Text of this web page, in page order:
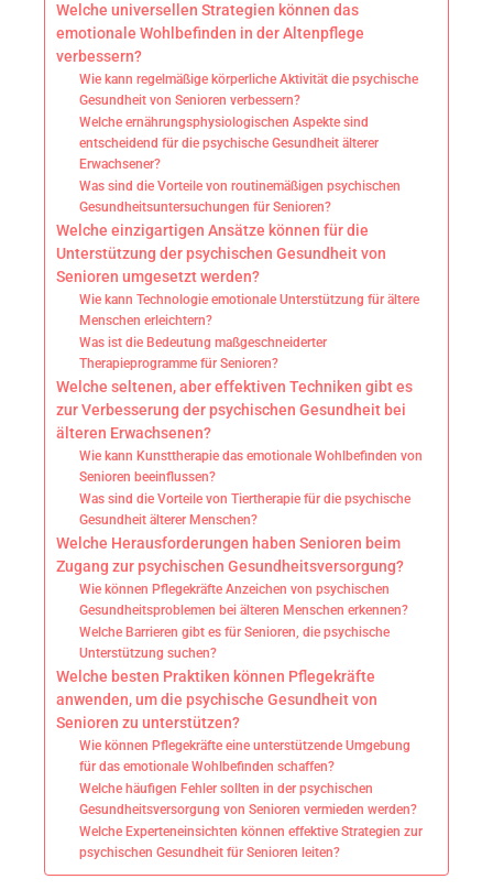
Welche universellen Strategien können das
emotionale Wohlbefinden in der Altenpflege
verbessern?
Wie kann regelmäßige körperliche Aktivität die psychische
Gesundheit von Senioren verbessern?
Welche ernährungsphysiologischen Aspekte sind
entscheidend für die psychische Gesundheit älterer
Erwachsener?
Was sind die Vorteile von routinemäßigen psychischen
Gesundheitsuntersuchungen für Senioren?
Welche einzigartigen Ansätze können für die
Unterstützung der psychischen Gesundheit von
Senioren umgesetzt werden?
Wie kann Technologie emotionale Unterstützung für ältere
Menschen erleichtern?
Was ist die Bedeutung maßgeschneiderter
Therapieprogramme für Senioren?
Welche seltenen, aber effektiven Techniken gibt es
zur Verbesserung der psychischen Gesundheit bei
älteren Erwachsenen?
Wie kann Kunsttherapie das emotionale Wohlbefinden von
Senioren beeinflussen?
Was sind die Vorteile von Tiertherapie für die psychische
Gesundheit älterer Menschen?
Welche Herausforderungen haben Senioren beim
Zugang zur psychischen Gesundheitsversorgung?
Wie können Pflegekräfte Anzeichen von psychischen
Gesundheitsproblemen bei älteren Menschen erkennen?
Welche Barrieren gibt es für Senioren, die psychische
Unterstützung suchen?
Welche besten Praktiken können Pflegekräfte
anwenden, um die psychische Gesundheit von
Senioren zu unterstützen?
Wie können Pflegekräfte eine unterstützende Umgebung
für das emotionale Wohlbefinden schaffen?
Welche häufigen Fehler sollten in der psychischen
Gesundheitsversorgung von Senioren vermieden werden?
Welche Experteneinsichten können effektive Strategien zur
psychischen Gesundheit für Senioren leiten?